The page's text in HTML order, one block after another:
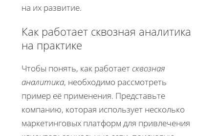
на их развитие.
Как работает сквозная аналитика
на практике
Чтобы понять, как работаетсквозная
аналитика, необходимо рассмотреть
пример её применения. Представьте
компанию, которая использует несколько
маркетинговых платформ для привлечения